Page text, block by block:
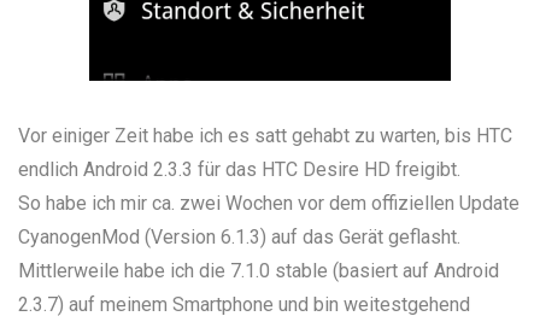
Vor einiger Zeit habe ich es satt gehabt zu warten, bis HTC
endlich Android 2.3.3 für das HTC Desire HD freigibt.
So habe ich mir ca. zwei Wochen vor dem offiziellen Update
CyanogenMod (Version 6.1.3) auf das Gerät geflasht.
Mittlerweile habe ich die 7.1.0 stable (basiert auf Android
2.3.7) auf meinem Smartphone und bin weitestgehend